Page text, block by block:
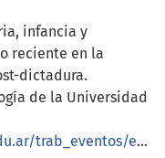
infancia y
reciente en la
dictadura.
de la Universidad
ev.4473/ev.4473.pdf